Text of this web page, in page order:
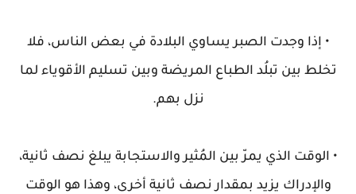
• إذا وجدت الصبر يساوي البلادة في بعض الناس، فلا
تخلط بين تبلُد الطباع المريضة وبين تسليم الأقوياء لما
نزل بهم.
• الوقت الذي يمرّ بين المُثير والاستجابة يبلغ نصف ثانية،
والإدراك يزيد بمقدار نصف ثانية أخرى، وهذا هو الوقت